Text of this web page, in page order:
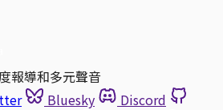
報導和多元聲音
Bluesky
Discord